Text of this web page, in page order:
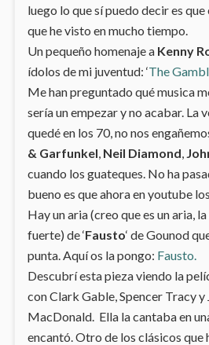
luego lo que sí puedo decir es
que he visto en mucho tiempo.
Un pequeño homenaje a Kenny
ídolos de mi juventud: ‘The
Me han preguntado qué musica
sería un empezar y no acabar. La
quedé en los 70, no nos
& Garfunkel, Neil Diamond,
cuando los guateques. No ha
bueno es que ahora en youtube
Hay un aria (creo que es un aria,
fuerte) de ‘Fausto‘ de Gounod
punta. Aquí os la pongo: Fausto.
Descubrí esta pieza viendo la
con Clark Gable, Spencer Tracy y
MacDonald. Ella la cantaba en
encantó. Otro de los clásicos que